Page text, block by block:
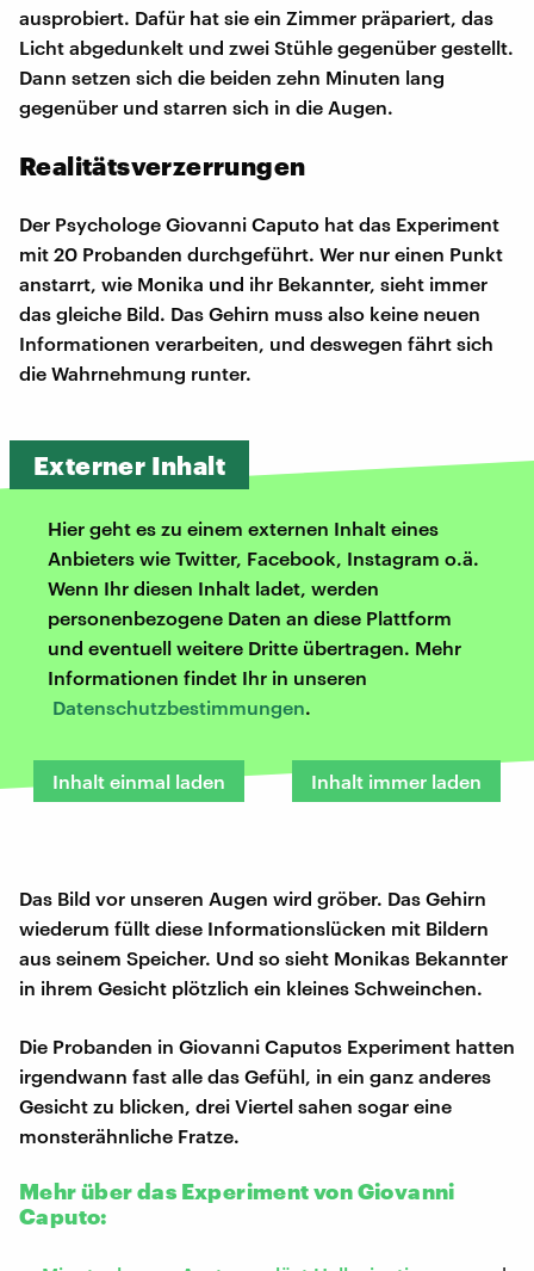
ausprobiert. Dafür hat sie ein Zimmer präpariert, das
Licht abgedunkelt und zwei Stühle gegenüber gestellt.
Dann setzen sich die beiden zehn Minuten lang
gegenüber und starren sich in die Augen.
Realitätsverzerrungen
Der Psychologe Giovanni Caputo hat das Experiment
mit 20 Probanden durchgeführt. Wer nur einen Punkt
anstarrt, wie Monika und ihr Bekannter, sieht immer
das gleiche Bild. Das Gehirn muss also keine neuen
Informationen verarbeiten, und deswegen fährt sich
die Wahrnehmung runter.
Externer Inhalt
Hier geht es zu einem externen Inhalt eines
Anbieters wie Twitter, Facebook, Instagram o.ä.
Wenn Ihr diesen Inhalt ladet, werden
personenbezogene Daten an diese Plattform
und eventuell weitere Dritte übertragen. Mehr
Informationen findet Ihr in unseren
Datenschutzbestimmungen.
Inhalt einmal laden Inhalt immer laden
Das Bild vor unseren Augen wird gröber. Das Gehirn
wiederum füllt diese Informationslücken mit Bildern
aus seinem Speicher. Und so sieht Monikas Bekannter
in ihrem Gesicht plötzlich ein kleines Schweinchen.
Die Probanden in Giovanni Caputos Experiment hatten
irgendwann fast alle das Gefühl, in ein ganz anderes
Gesicht zu blicken, drei Viertel sahen sogar eine
monsterähnliche Fratze.
Mehr über das Experiment von Giovanni
Caputo: